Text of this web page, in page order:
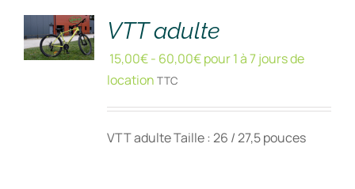
DÉTAILS
VTT adulte
15,00€- 60,00€pour 1 à 7 jours de
location TTC
VTT adulte Taille : 26 / 27,5 pouces